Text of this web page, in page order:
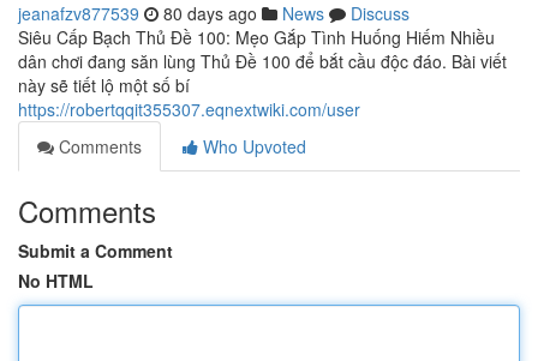
jeanafzv877539 80 days ago News
Discuss
Siêu Cấp Bạch Thủ Đề 100: Mẹo Gắp Tình Huống Hiếm Nhiều
dân chơi đang săn lùng Thủ Đề 100 để bắt cầu độc đáo. Bài viết
này sẽ tiết lộ một số bí
https://robertqqit355307.eqnextwiki.com/user
Comments
Who Upvoted
Comments
Submit a Comment
No HTML